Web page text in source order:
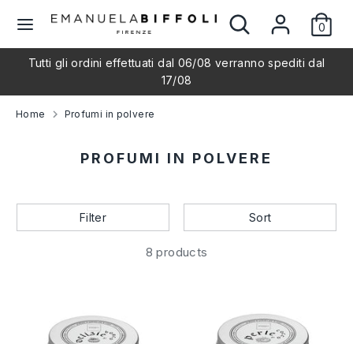
Search
Search
store
0
L
a
n
a
our
store
Tutti gli ordini effettuati dal 06/08 verranno spediti dal
17/08
Home Profumi in polvere
PROFUMI IN POLVERE
Filter Sort
8 products